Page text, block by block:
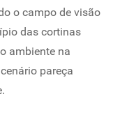
o campo de visão
das cortinas
ambiente na
pareça